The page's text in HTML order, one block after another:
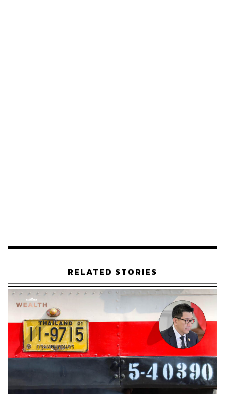
4. ขยายเวลาการผ่อนผันการนับมูลค่าวัตถุดิบที่ได้ถิ่นกำเนิด
ในประเทศไทยสำหรับเซลล์แบตเตอรี่จากต่างประเทศ จาก
เดิมสิ้นสุดปี 2568 ออกไปอีก 6 เดือน จนถึงสิ้นเดือนมิถุนายน
2569 โดยในช่วงที่ขยายเวลา ให้ปรับลดสัดส่วนมูลค่าของ
เซลล์แบตเตอรี่จากต่างประเทศเป็นวัตถุดิบที่ผลิตในประเทศ
ได้ไม่เกินร้อยละ 10 จากเดิมที่ให้นับได้ไม่เกินร้อยละ 15 ของ
ราคายานยนต์ไฟฟ้าหน้าโรงงาน เพื่อให้เป็นไปตามเกณฑ์
ของเขตปลอดอากร (Free Zone) หรือเขตประกอบการเสรี
โดยผู้ขอรับการผ่อนผันต้องเสนอแผนการจัดหาชิ้นส่วนใน
ประเทศที่ชัดเจน และจะถูกระงับการจ่ายเงินอุดหนุนตาม
มาตรการ EV3 และ EV3.5 ในระหว่างที่ได้รับการผ่อนผัน
RELATED STORIES